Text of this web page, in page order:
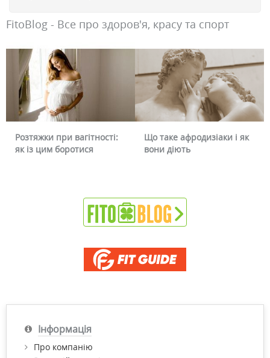
FitoBlog - Все про здоров'я, красу та спорт
Що таке афродизіаки і як
вони діють
Чому червоніє
Інформація
Про компанію